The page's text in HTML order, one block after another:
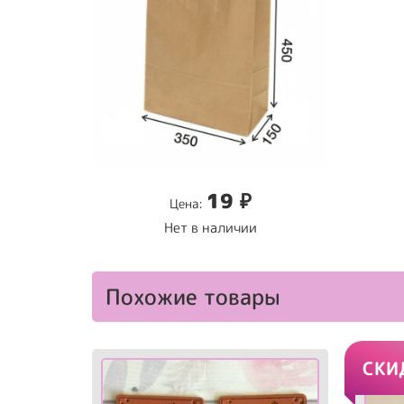
Цена: 19 ₽
Нет в наличии
Похожие товары